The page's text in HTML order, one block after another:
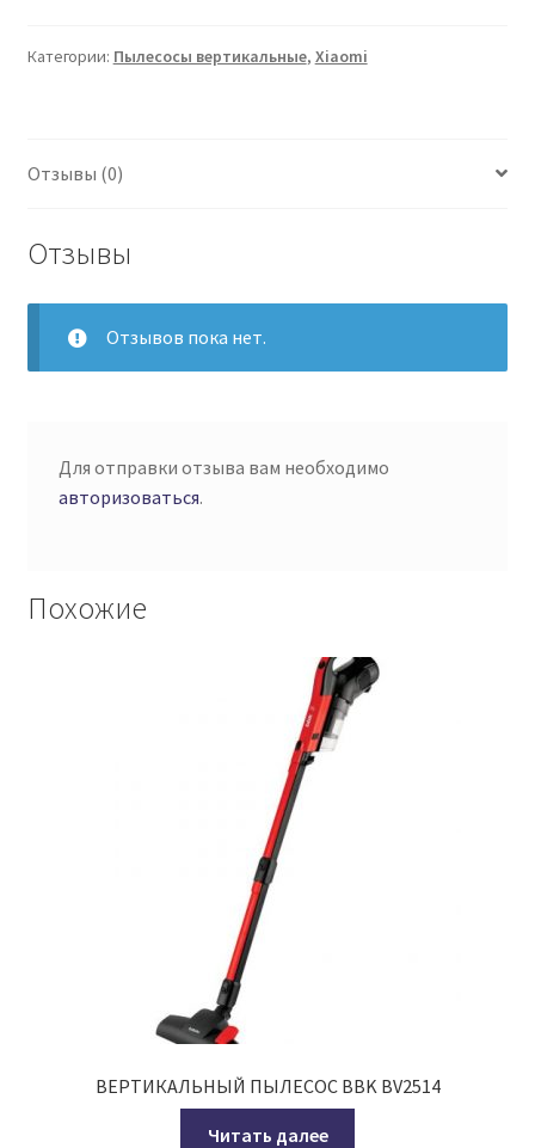
Категории: Пылесосы вертикальные, Xiaomi
Отзывы (0)
Отзывы
Отзывов пока нет.
Для отправки отзыва вам необходимо
авторизоваться.
Похожие
ВЕРТИКАЛЬНЫЙ ПЫЛЕСОС BBK BV2514
Читать далее